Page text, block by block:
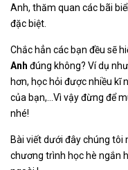
Anh, thăm quan các bãi
đặc biệt.
Chắc hẳn các bạn đều sẽ
Anh đúng không? Ví dụ
hơn, học hỏi được nhiều kĩ
của bạn,…Vì vậy đừng để
nhé!
Bài viết dưới đây chúng tôi
chương trình học hè ngắn